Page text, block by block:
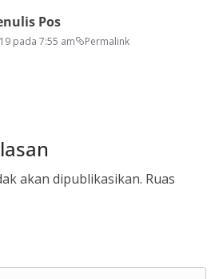
Pos
pada 7:55 am Permalink
akan dipublikasikan. Ruas